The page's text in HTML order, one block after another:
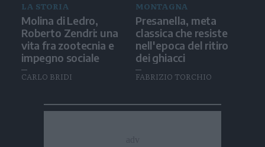
LA STORIA
Molina di Ledro,
Roberto Zendri: una
vita fra zootecnia e
impegno sociale
CARLO BRIDI
MONTAGNA
Presanella, meta
classica che resiste
nell'epoca del ritiro
dei ghiacci
FABRIZIO TORCHIO